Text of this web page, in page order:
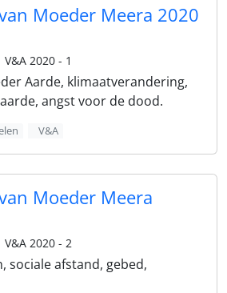
Moeder Meera 2020
V&A 2020 - 1
Aarde, klimaatverandering,
angst voor de dood.
V&A
Moeder Meera
V&A 2020 - 2
sociale afstand, gebed,